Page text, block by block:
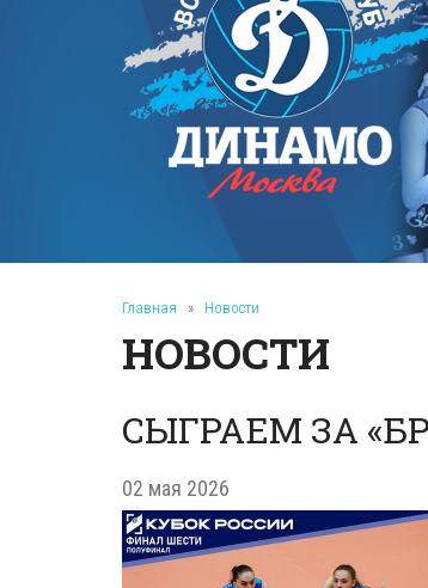
Главная » Новости
НОВОСТИ
СЫГРАЕМ ЗА
02 мая 2026